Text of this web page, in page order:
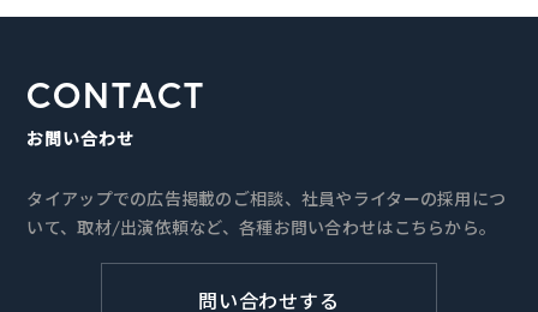
CONTACT
お問い合わせ
タイアップでの広告掲載のご相談、社員やライターの採用につ
いて、取材/出演依頼など、各種お問い合わせはこちらから。
問い合わせする